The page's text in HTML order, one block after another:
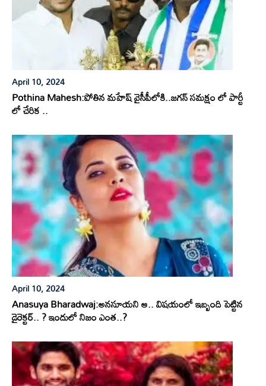
April 10, 2024
Pothina Mahesh:పోతిన మహేష్ వైసీపీలోకి..జగన్ సమక్షం లో పార్టీ
లో చేరిక ..
April 10, 2024
Anasuya Bharadwaj:అనసూయని ఆ.. విషయంలో ఇబ్బంది పెట్టిన
డైరెక్టర్.. ? ఇందులో నిజం ఎంత..?